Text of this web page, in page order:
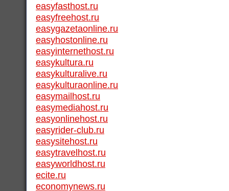
easyfasthost.ru
easyfreehost.ru
easygazetaonline.ru
easyhostonline.ru
easyinternethost.ru
easykultura.ru
easykulturalive.ru
easykulturaonline.ru
easymailhost.ru
easymediahost.ru
easyonlinehost.ru
easyrider-club.ru
easysitehost.ru
easytravelhost.ru
easyworldhost.ru
ecite.ru
economynews.ru